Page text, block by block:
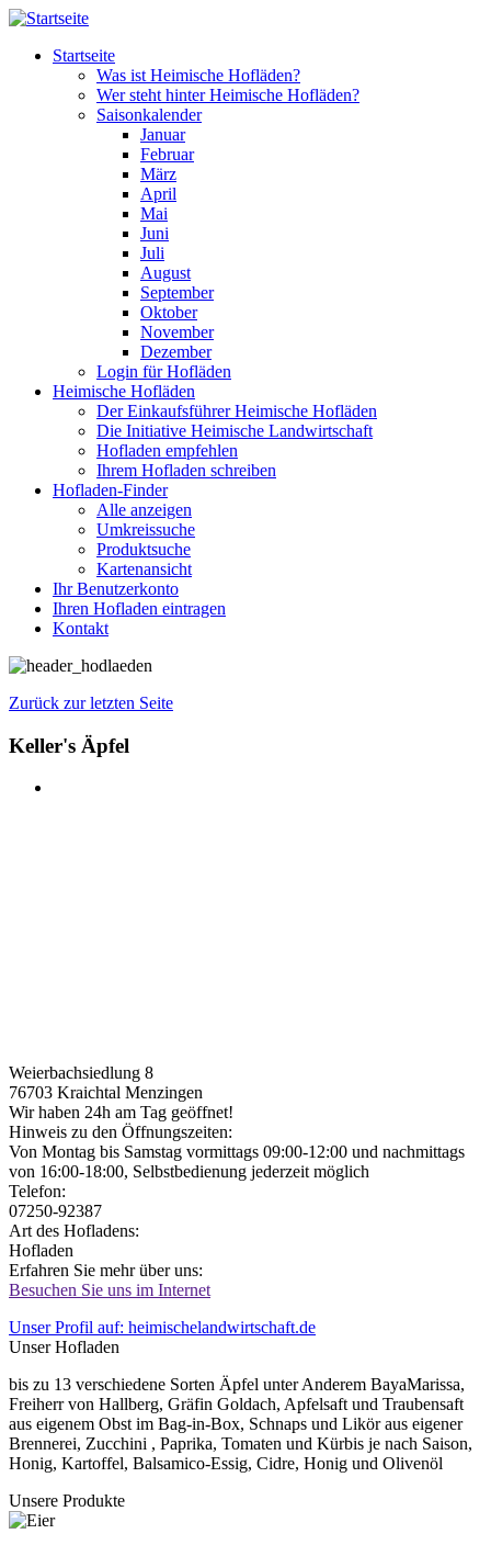
Direkt zum Inhalt
Startseite
Was ist Heimische Hofläden?
Wer steht hinter Heimische Hofläden?
Saisonkalender
Januar
Februar
März
April
Mai
Juni
Juli
August
September
Oktober
November
Dezember
Login für Hofläden
Heimische Hofläden
Der Einkaufsführer Heimische Hofläden
Die Initiative Heimische Landwirtschaft
Hofladen empfehlen
Ihrem Hofladen schreiben
Hofladen-Finder
Alle anzeigen
Umkreissuche
Produktsuche
Kartenansicht
Ihr Benutzerkonto
Ihren Hofladen eintragen
Kontakt
Zurück zur letzten Seite
Keller's Äpfel
Weierbachsiedlung 8
76703 Kraichtal Menzingen
Wir haben 24h am Tag geöffnet!
Hinweis zu den Öffnungszeiten:
Von Montag bis Samstag vormittags 09:00-12:00 und nachmittags
von 16:00-18:00, Selbstbedienung jederzeit möglich
Telefon:
07250-92387
Art des Hofladens:
Hofladen
Erfahren Sie mehr über uns:
Besuchen Sie uns im Internet
Unser Profil auf: heimischelandwirtschaft.de
Unser Hofladen
bis zu 13 verschiedene Sorten Äpfel unter Anderem BayaMarissa,
Freiherr von Hallberg, Gräfin Goldach, Apfelsaft und Traubensaft
aus eigenem Obst im Bag-in-Box, Schnaps und Likör aus eigener
Brennerei, Zucchini , Paprika, Tomaten und Kürbis je nach Saison,
Honig, Kartoffel, Balsamico-Essig, Cidre, Honig und Olivenöl
Unsere Produkte